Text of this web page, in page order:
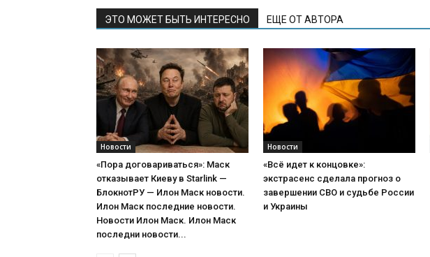
ЭТО МОЖЕТ БЫТЬ ИНТЕРЕСНО ЕЩЕ ОТ АВТОРА
Новости
«Пора договариваться»: Маск
отказывает Киеву в Starlink —
БлокнотРУ — Илон Маск новости.
Илон Маск последние новости.
Новости Илон Маск. Илон Маск
последни новости...
Новости
«Всё идет к концовке»:
экстрасенс сделала прогноз о
завершении СВО и судьбе России
и Украины